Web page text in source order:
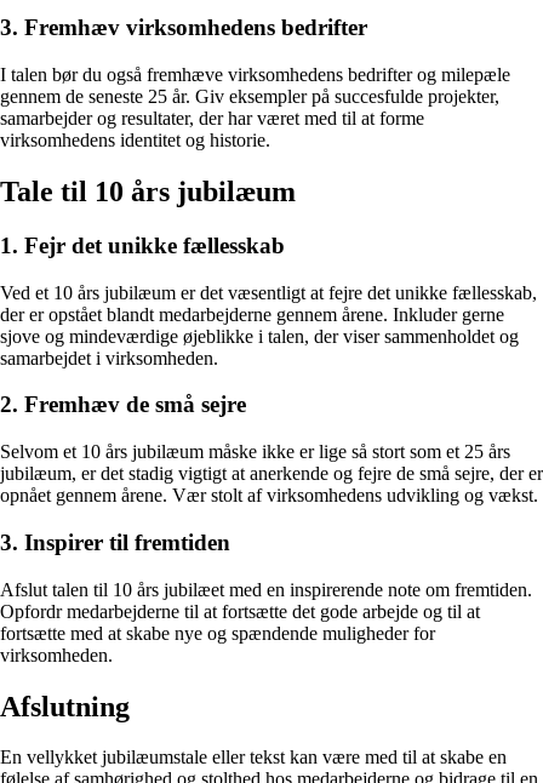
3. Fremhæv virksomhedens bedrifter
I talen bør du også fremhæve virksomhedens bedrifter og milepæle
gennem de seneste 25 år. Giv eksempler på succesfulde projekter,
samarbejder og resultater, der har været med til at forme
virksomhedens identitet og historie.
Tale til 10 års jubilæum
1. Fejr det unikke fællesskab
Ved et 10 års jubilæum er det væsentligt at fejre det unikke fællesskab,
der er opstået blandt medarbejderne gennem årene. Inkluder gerne
sjove og mindeværdige øjeblikke i talen, der viser sammenholdet og
samarbejdet i virksomheden.
2. Fremhæv de små sejre
Selvom et 10 års jubilæum måske ikke er lige så stort som et 25 års
jubilæum, er det stadig vigtigt at anerkende og fejre de små sejre, der er
opnået gennem årene. Vær stolt af virksomhedens udvikling og vækst.
3. Inspirer til fremtiden
Afslut talen til 10 års jubilæet med en inspirerende note om fremtiden.
Opfordr medarbejderne til at fortsætte det gode arbejde og til at
fortsætte med at skabe nye og spændende muligheder for
virksomheden.
Afslutning
En vellykket jubilæumstale eller tekst kan være med til at skabe en